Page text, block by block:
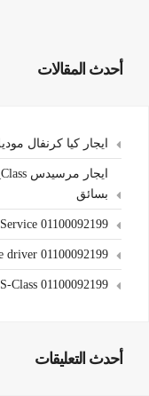
أحدث المقالات
ايجار كيا كرنفال موديل
بسائق
01100092199
driver 01100092199
Class 01100092199
أحدث التعليقات